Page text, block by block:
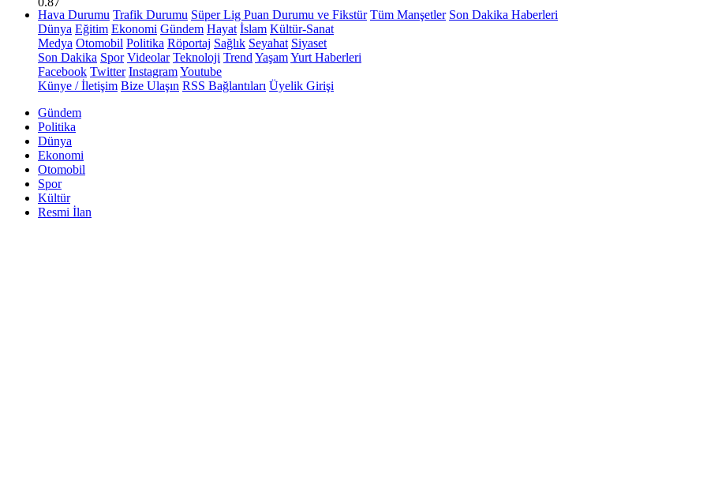
Hava Durumu Trafik Durumu Süper Lig Puan Durumu ve Fikstür Tüm Manşetler Son Dakika Haberleri
Dünya Eğitim Ekonomi Gündem Hayat İslam Kültür-Sanat
Medya Otomobil Politika Röportaj Sağlık Seyahat Siyaset
Son Dakika Spor Videolar Teknoloji Trend YaşamYurt Haberleri
Facebook Twitter InstagramYoutube
Künye / İletişim Bize Ulaşın RSS Bağlantıları Üyelik Girişi
Gündem
Politika
Dünya
Ekonomi
Otomobil
Spor
Kültür
Resmi İlan